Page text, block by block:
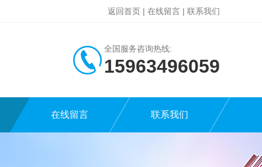
返回首页 | 在线留言 | 联系我们
全国服务咨询热线:
15963496059
在线留言 联系我们